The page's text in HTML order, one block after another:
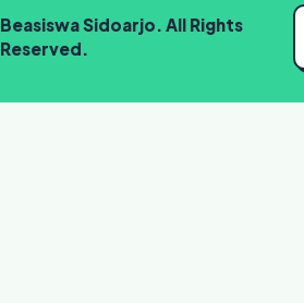
Beasiswa Sidoarjo. All Rights
Reserved.